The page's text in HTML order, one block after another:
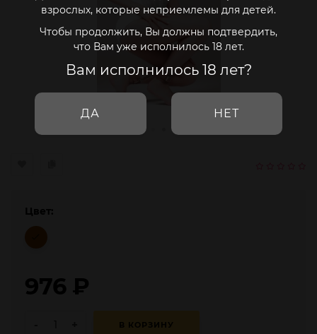
взрослых, которые неприемлемы для детей.
Чтобы продолжить, Вы должны подтвердить,
что Вам уже исполнилось 18 лет.
Вам исполнилось 18 лет?
ДА НЕТ
Цвет:
976 ₽
В КОРЗИНУ